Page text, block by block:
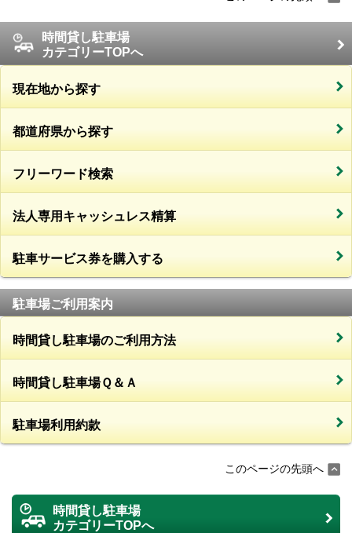
時間貸し駐車場
カテゴリーTOPへ
現在地から探す
都道府県から探す
フリーワード検索
法人専用キャッシュレス精算
駐車サービス券を購入する
駐車場ご利用案内
時間貸し駐車場のご利用方法
時間貸し駐車場Ｑ＆Ａ
駐車場利用約款
このページの先頭へ
時間貸し駐車場
カテゴリーTOPへ